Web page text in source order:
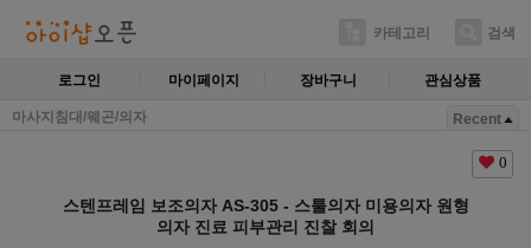
카테고리 검색
로그인 마이페이지 장바구니 관심상품
마사지침대/웨곤/의자 Recent
0
스텐프레임 보조의자 AS-305 - 스툴의자 미용의자 원형
의자 진료 피부관리 진찰 회의